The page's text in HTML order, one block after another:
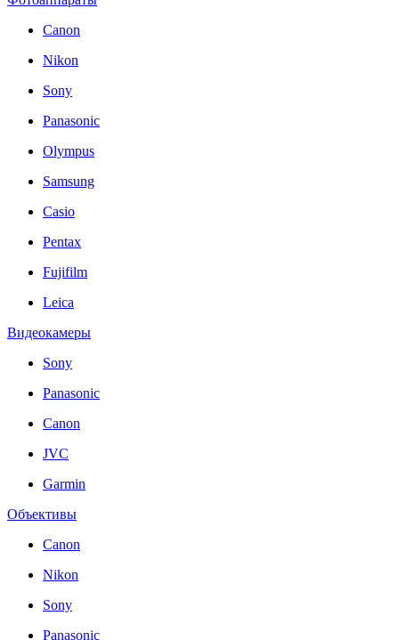
Canon
Nikon
Sony
Panasonic
Olympus
Samsung
Casio
Pentax
Fujifilm
Leica
Видеокамеры
Sony
Panasonic
Canon
JVC
Garmin
Объективы
Canon
Nikon
Sony
Panasonic